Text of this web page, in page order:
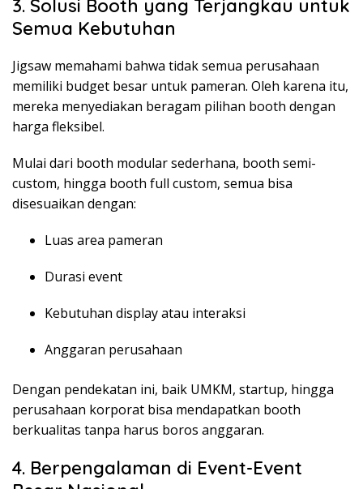
3. Solusi Booth yang Terjangkau untuk
Semua Kebutuhan
Jigsaw memahami bahwa tidak semua perusahaan
memiliki budget besar untuk pameran. Oleh karena itu,
mereka menyediakan beragam pilihan booth dengan
harga fleksibel.
Mulai dari booth modular sederhana, booth semi-
custom, hingga booth full custom, semua bisa
disesuaikan dengan:
Luas area pameran
Durasi event
Kebutuhan display atau interaksi
Anggaran perusahaan
Dengan pendekatan ini, baik UMKM, startup, hingga
perusahaan korporat bisa mendapatkan booth
berkualitas tanpa harus boros anggaran.
4. Berpengalaman di Event-Event